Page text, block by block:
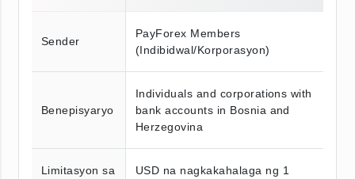
Sender
PayForex Members
(Indibidwal/Korporasyon)
Benepisyaryo
Individuals and corporations with
bank accounts in Bosnia and
Herzegovina
Limitasyon sa
USD na nagkakahalaga ng 1